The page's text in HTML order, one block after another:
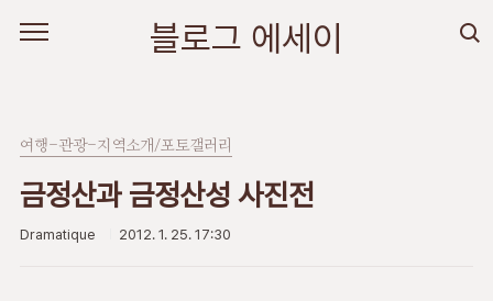
블로그 에세이
여행-관광-지역소개/포토갤러리
금정산과 금정산성 사진전
Dramatique 2012. 1. 25. 17:30